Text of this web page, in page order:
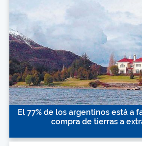
El 77% de los argentinos está a
compra de tierras a